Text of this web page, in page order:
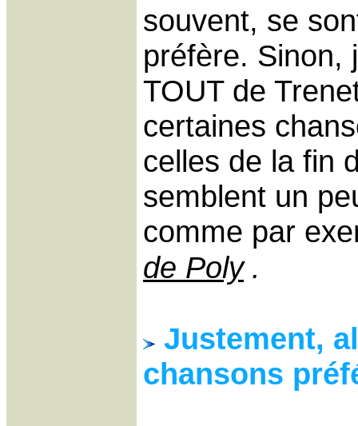
souvent, se
préfère. Sinon,
TOUT de
certaines
celles de la fin
semblent un
comme par
de Poly .
Justement,
chansons